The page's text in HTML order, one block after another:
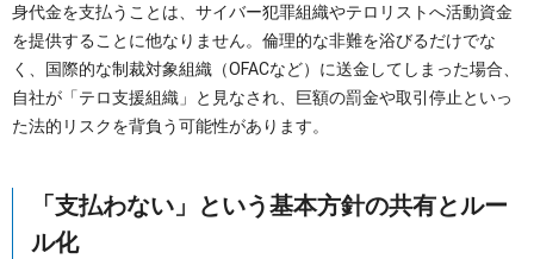
身代金を支払うことは、サイバー犯罪組織やテロリストへ活動資金
を提供することに他なりません。倫理的な非難を浴びるだけでな
く、国際的な制裁対象組織（OFACなど）に送金してしまった場合、
自社が「テロ支援組織」と見なされ、巨額の罰金や取引停止といっ
た法的リスクを背負う可能性があります。
「支払わない」という基本方針の共有とルー
ル化